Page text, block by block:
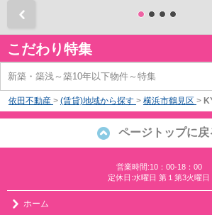
こだわり特集
新築・築浅～築10年以下物件～特集
依田不動産 > (賃貸)地域から探す > 横浜市鶴見区 >
ページトップに戻
営業時間:10：00-18：00
定休日:水曜日 第１第3火曜日
ホーム